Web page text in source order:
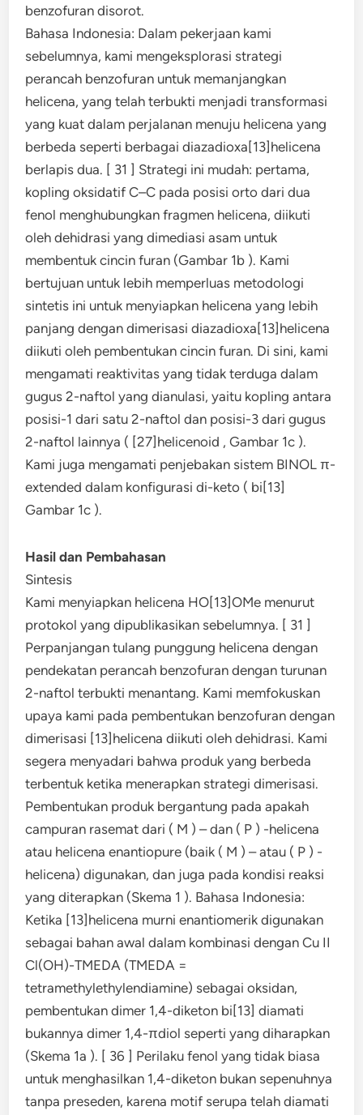
benzofuran disorot.
Bahasa Indonesia: Dalam pekerjaan kami
sebelumnya, kami mengeksplorasi strategi
perancah benzofuran untuk memanjangkan
helicena, yang telah terbukti menjadi transformasi
yang kuat dalam perjalanan menuju helicena yang
berbeda seperti berbagai diazadioxa[13]helicena
berlapis dua. [ 31 ] Strategi ini mudah: pertama,
kopling oksidatif C–C pada posisi orto dari dua
fenol menghubungkan fragmen helicena, diikuti
oleh dehidrasi yang dimediasi asam untuk
membentuk cincin furan (Gambar 1b ). Kami
bertujuan untuk lebih memperluas metodologi
sintetis ini untuk menyiapkan helicena yang lebih
panjang dengan dimerisasi diazadioxa[13]helicena
diikuti oleh pembentukan cincin furan. Di sini, kami
mengamati reaktivitas yang tidak terduga dalam
gugus 2-naftol yang dianulasi, yaitu kopling antara
posisi-1 dari satu 2-naftol dan posisi-3 dari gugus
2-naftol lainnya ( [27]helicenoid , Gambar 1c ).
Kami juga mengamati penjebakan sistem BINOL π-
extended dalam konfigurasi di-keto ( bi[13]
Gambar 1c ).
Hasil dan Pembahasan
Sintesis
Kami menyiapkan helicena HO[13]OMe menurut
protokol yang dipublikasikan sebelumnya. [ 31 ]
Perpanjangan tulang punggung helicena dengan
pendekatan perancah benzofuran dengan turunan
2-naftol terbukti menantang. Kami memfokuskan
upaya kami pada pembentukan benzofuran dengan
dimerisasi [13]helicena diikuti oleh dehidrasi. Kami
segera menyadari bahwa produk yang berbeda
terbentuk ketika menerapkan strategi dimerisasi.
Pembentukan produk bergantung pada apakah
campuran rasemat dari ( M ) – dan ( P ) -helicena
atau helicena enantiopure (baik ( M ) – atau ( P ) -
helicena) digunakan, dan juga pada kondisi reaksi
yang diterapkan (Skema 1 ). Bahasa Indonesia:
Ketika [13]helicena murni enantiomerik digunakan
sebagai bahan awal dalam kombinasi dengan Cu II
Cl(OH)-TMEDA (TMEDA =
tetramethylethylendiamine) sebagai oksidan,
pembentukan dimer 1,4-diketon bi[13] diamati
bukannya dimer 1,4-πdiol seperti yang diharapkan
(Skema 1a ). [ 36 ] Perilaku fenol yang tidak biasa
untuk menghasilkan 1,4-diketon bukan sepenuhnya
tanpa preseden, karena motif serupa telah diamati